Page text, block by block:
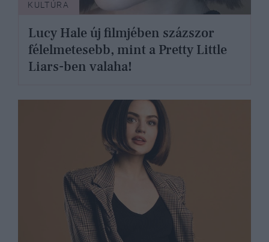
KULTÚRA
Lucy Hale új filmjében százszor
félelmetesebb, mint a Pretty Little
Liars-ben valaha!